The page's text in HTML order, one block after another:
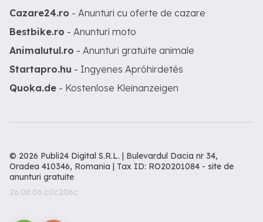
Cazare24.ro - Anunturi cu oferte de cazare
Bestbike.ro - Anunturi moto
Animalutul.ro - Anunturi gratuite animale
Startapro.hu - Ingyenes Apróhirdetés
Quoka.de - Kostenlose Kleinanzeigen
© 2026 Publi24 Digital S.R.L. | Bulevardul Dacia nr 34,
Oradea 410346, Romania | Tax ID: RO20201084 - site de
anunturi gratuite
26.08.06.c0c206c